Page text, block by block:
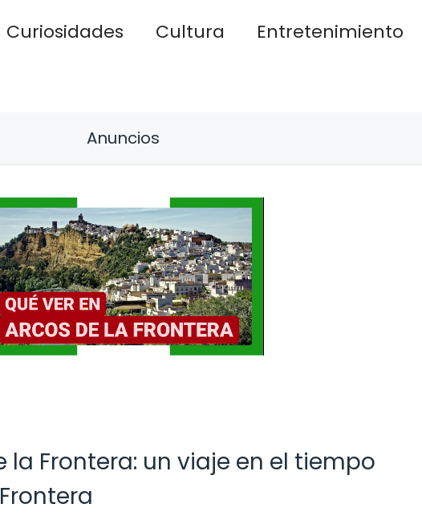
Curiosidades Cultura Entretenimiento
Anuncios
la Frontera: un viaje en el tiempo